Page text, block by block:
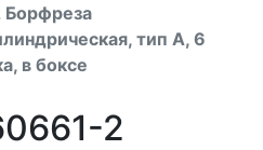
Борфреза
тип А, 6
в боксе
2